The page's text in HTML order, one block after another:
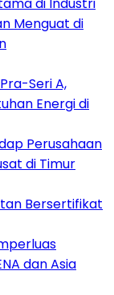
di Industri
Menguat di
Seri A,
Energi di
Perusahaan
di Timur
Bersertifikat
dan Asia